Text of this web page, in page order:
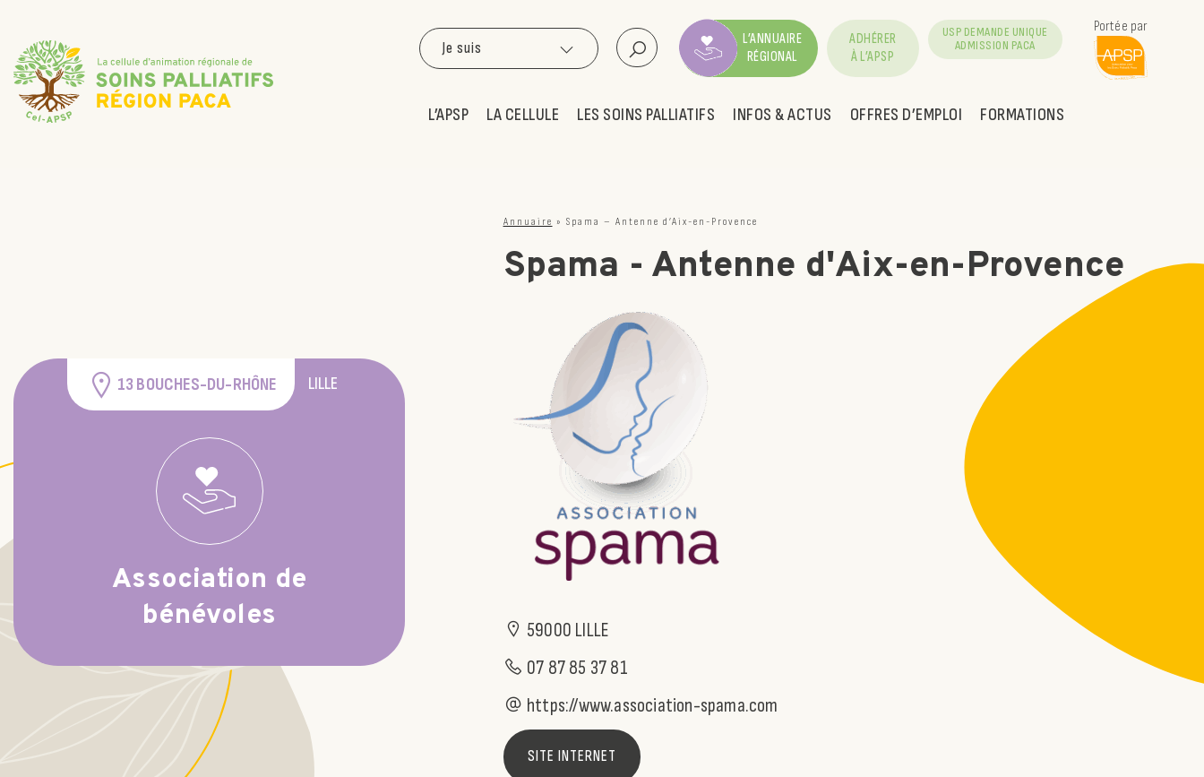
L’APSP LA CELLULE LES SOINS PALLIATIFS INFOS & ACTUS OFFRES D’EMPLOI FORMATIONS
Je suis
L’ANNUAIRE
RÉGIONAL
ADHÉRER
À L’APSP
USP DEMANDE UNIQUE
ADMISSION PACA
Portée par
13 BOUCHES-DU-RHÔNE LILLE
Association de
bénévoles
Annuaire » Spama – Antenne d’Aix-en-Provence
Spama - Antenne d'Aix-en-Provence
59000 LILLE
07 87 85 37 81
https://www.association-spama.com
SITE INTERNET